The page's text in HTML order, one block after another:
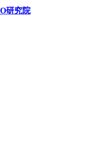
研究院